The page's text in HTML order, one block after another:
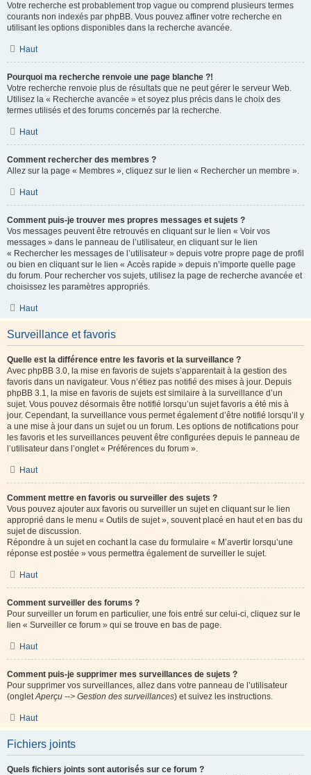
Votre recherche est probablement trop vague ou comprend plusieurs termes
courants non indexés par phpBB. Vous pouvez affiner votre recherche en
utilisant les options disponibles dans la recherche avancée.
Haut
Pourquoi ma recherche renvoie une page blanche ?!
Votre recherche renvoie plus de résultats que ne peut gérer le serveur Web.
Utilisez la « Recherche avancée » et soyez plus précis dans le choix des
termes utilisés et des forums concernés par la recherche.
Haut
Comment rechercher des membres ?
Allez sur la page « Membres », cliquez sur le lien « Rechercher un membre ».
Haut
Comment puis-je trouver mes propres messages et sujets ?
Vos messages peuvent être retrouvés en cliquant sur le lien « Voir vos
messages » dans le panneau de l’utilisateur, en cliquant sur le lien
« Rechercher les messages de l’utilisateur » depuis votre propre page de profil
ou bien en cliquant sur le lien « Accès rapide » depuis n’importe quelle page
du forum. Pour rechercher vos sujets, utilisez la page de recherche avancée et
choisissez les paramètres appropriés.
Haut
Surveillance et favoris
Quelle est la différence entre les favoris et la surveillance ?
Avec phpBB 3.0, la mise en favoris de sujets s’apparentait à la gestion des
favoris dans un navigateur. Vous n’étiez pas notifié des mises à jour. Depuis
phpBB 3.1, la mise en favoris de sujets est similaire à la surveillance d’un
sujet. Vous pouvez désormais être notifié lorsqu’un sujet favoris a été mis à
jour. Cependant, la surveillance vous permet également d’être notifié lorsqu’il y
a une mise à jour dans un sujet ou un forum. Les options de notifications pour
les favoris et les surveillances peuvent être configurées depuis le panneau de
l’utilisateur dans l’onglet « Préférences du forum ».
Haut
Comment mettre en favoris ou surveiller des sujets ?
Vous pouvez ajouter aux favoris ou surveiller un sujet en cliquant sur le lien
approprié dans le menu « Outils de sujet », souvent placé en haut et en bas du
sujet de discussion.
Répondre à un sujet en cochant la case du formulaire « M’avertir lorsqu’une
réponse est postée » vous permettra également de surveiller le sujet.
Haut
Comment surveiller des forums ?
Pour surveiller un forum en particulier, une fois entré sur celui-ci, cliquez sur le
lien « Surveiller ce forum » qui se trouve en bas de page.
Haut
Comment puis-je supprimer mes surveillances de sujets ?
Pour supprimer vos surveillances, allez dans votre panneau de l’utilisateur
(ongletAperçu --> Gestion des surveillances) et suivez les instructions.
Haut
Fichiers joints
Quels fichiers joints sont autorisés sur ce forum ?